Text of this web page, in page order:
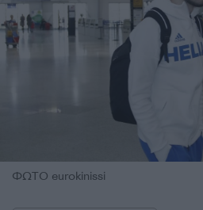
ΦΩΤΟ eurokinissi